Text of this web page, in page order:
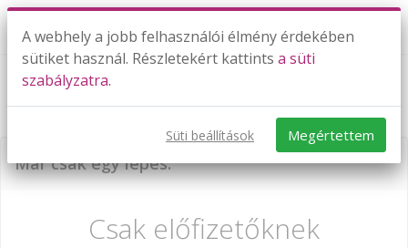
2018. októberi érettségi 4-6. feladata
Már csak egy lépés:
Csak előfizetőknek
A webhely a jobb felhasználói élmény érdekében
sütiket használ. Részletekért kattints a süti
szabályzatra.
Süti beállítások Megértettem